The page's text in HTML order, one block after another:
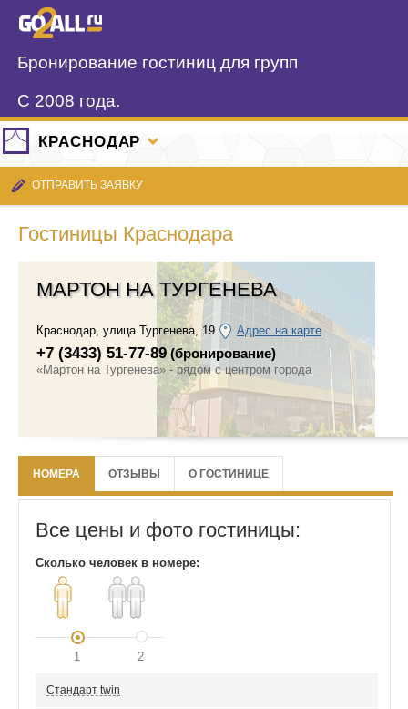
Бронирование гостиниц для групп
С 2008 года.
КРАСНОДАР
ОТПРАВИТЬ ЗАЯВКУ
Гостиницы Краснодара
МАРТОН НА ТУРГЕНЕВА
Краснодар улица Тургенева, 19 Адрес на карте
+7 (3433) 51-77-89(бронирование)
«Мартон на Тургенева» - рядом с центром города
НОМЕРА ОТЗЫВЫ О ГОСТИНИЦЕ
Все цены и фото гостиницы:
Сколько человек в номере:
1 2
Стандарт twin